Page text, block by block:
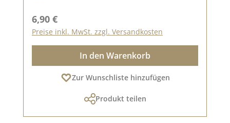
Regulärer Preis:
6,90 €
Preise inkl. MwSt. zzgl. Versandkosten
In den Warenkorb
Zur Wunschliste hinzufügen
Produkt teilen